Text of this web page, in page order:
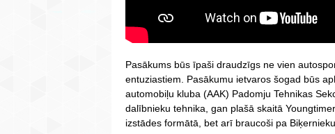
Pasākums būs īpaši draudzīgs ne vien
entuziastiem. Pasākumu ietvaros šogad būs
automobiļu kluba (AAK) Padomju Tehnikas
dalībnieku tehnika, gan plašā skaitā
izstādes formātā, bet arī braucoši pa